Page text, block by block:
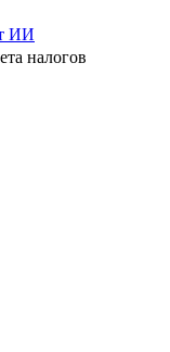
ИИ
налогов